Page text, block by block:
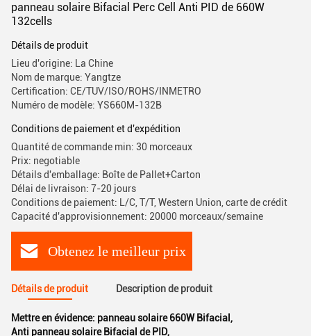
panneau solaire Bifacial Perc Cell Anti PID de 660W
132cells
Détails de produit
Lieu d'origine: La Chine
Nom de marque: Yangtze
Certification: CE/TUV/ISO/ROHS/INMETRO
Numéro de modèle: YS660M-132B
Conditions de paiement et d'expédition
Quantité de commande min: 30 morceaux
Prix: negotiable
Détails d'emballage: Boîte de Pallet+Carton
Délai de livraison: 7-20 jours
Conditions de paiement: L/C, T/T, Western Union, carte de crédit
Capacité d'approvisionnement: 20000 morceaux/semaine
Obtenez le meilleur prix
Détails de produit Description de produit
Mettre en évidence: panneau solaire 660W Bifacial ,
Anti panneau solaire Bifacial de PID,